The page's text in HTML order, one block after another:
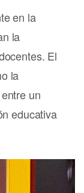
en la
la
El
la
un
educativa